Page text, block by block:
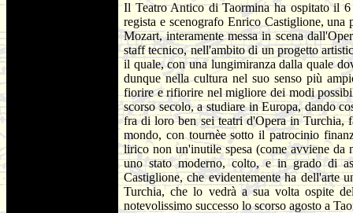
Il Teatro Antico di Taormina ha ospitato il
regista e scenografo Enrico Castiglione,
Mozart, interamente messa in scena
staff tecnico, nell'ambito di un progetto
il quale, con una lungimiranza dalla quale
dunque nella cultura nel suo senso più
fiorire e rifiorire nel migliore dei modi
scorso secolo, a studiare in Europa, dando
fra di loro ben sei teatri d'Opera in Turchia,
mondo, con tournèe sotto il patrocinio
lirico non un'inutile spesa (come avviene
uno stato moderno, colto, e in grado di
Castiglione, che evidentemente ha dell'arte
Turchia, che lo vedrà a sua volta ospite
notevolissimo successo lo scorso agosto a